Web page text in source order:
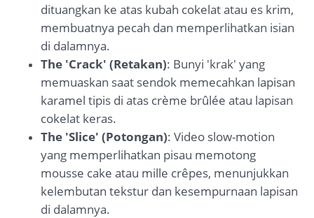
dituangkan ke atas kubah cokelat atau es krim,
membuatnya pecah dan memperlihatkan isian
di dalamnya.
The 'Crack' (Retakan): Bunyi 'krak' yang
memuaskan saat sendok memecahkan lapisan
karamel tipis di atas crème brûlée atau lapisan
cokelat keras.
The 'Slice' (Potongan): Video slow-motion
yang memperlihatkan pisau memotong
mousse cake atau mille crêpes, menunjukkan
kelembutan tekstur dan kesempurnaan lapisan
di dalamnya.